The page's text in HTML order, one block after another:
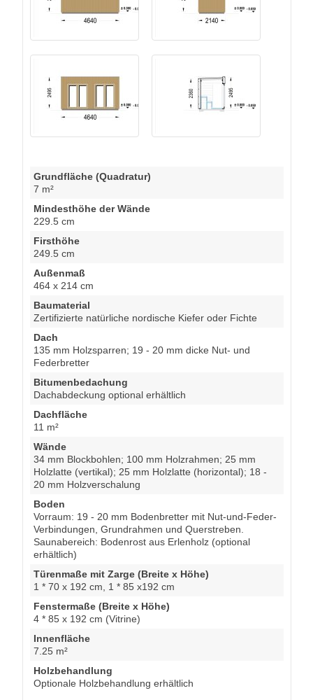
Grundfläche (Quadratur)
7 m²
Mindesthöhe der Wände
229.5 cm
Firsthöhe
249.5 cm
Außenmaß
464 x 214 cm
Baumaterial
Zertifizierte natürliche nordische Kiefer oder Fichte
Dach
135 mm Holzsparren; 19 - 20 mm dicke Nut- und
Federbretter
Bitumenbedachung
Dachabdeckung optional erhältlich
Dachfläche
11 m²
Wände
34 mm Blockbohlen; 100 mm Holzrahmen; 25 mm
Holzlatte (vertikal); 25 mm Holzlatte (horizontal); 18 -
20 mm Holzverschalung
Boden
Vorraum: 19 - 20 mm Bodenbretter mit Nut-und-Feder-
Verbindungen, Grundrahmen und Querstreben.
Saunabereich: Bodenrost aus Erlenholz (optional
erhältlich)
Türenmaße mit Zarge (Breite x Höhe)
1 * 70 x 192 cm, 1 * 85 x192 cm
Fenstermaße (Breite x Höhe)
4 * 85 x 192 cm (Vitrine)
Innenfläche
7.25 m²
Holzbehandlung
Optionale Holzbehandlung erhältlich